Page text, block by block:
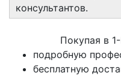
консультантов.
Покупая в
подробную
бесплатную